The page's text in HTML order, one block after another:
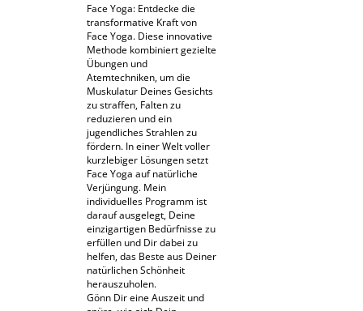
Face Yoga: Entdecke die
transformative Kraft von
Face Yoga. Diese innovative
Methode kombiniert gezielte
Übungen und
Atemtechniken, um die
Muskulatur Deines Gesichts
zu straffen, Falten zu
reduzieren und ein
jugendliches Strahlen zu
fördern. In einer Welt voller
kurzlebiger Lösungen setzt
Face Yoga auf natürliche
Verjüngung. Mein
individuelles Programm ist
darauf ausgelegt, Deine
einzigartigen Bedürfnisse zu
erfüllen und Dir dabei zu
helfen, das Beste aus Deiner
natürlichen Schönheit
herauszuholen.
Gönn Dir eine Auszeit und